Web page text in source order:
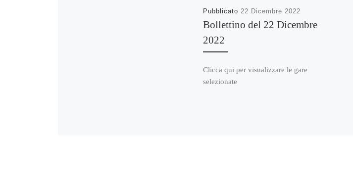
Pubblicato 22 Dicembre 2022
Bollettino del 22 Dicembre
2022
Clicca qui per visualizzare le gare
selezionate